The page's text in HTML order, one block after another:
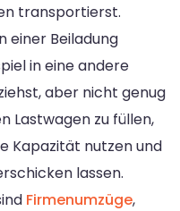
transportierst.
einer Beiladung
in eine andere
aber nicht genug
Lastwagen zu füllen,
Kapazität nutzen und
lassen.
Firmenumzüge,